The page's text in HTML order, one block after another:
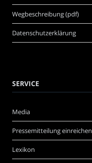
Wegbeschreibung (pdf)
Datenschutzerklärung
SERVICE
Media
Pressemitteilung einreichen
Lexikon